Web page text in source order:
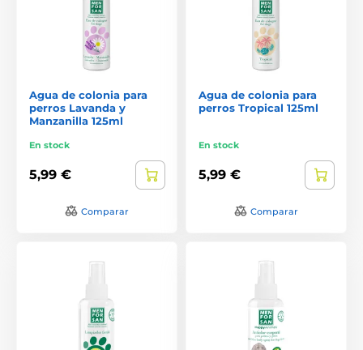
Agua de colonia para
perros Lavanda y
Manzanilla 125ml
En stock
5,99 €
Comparar
Agua de colonia para
perros Tropical 125ml
En stock
5,99 €
Comparar